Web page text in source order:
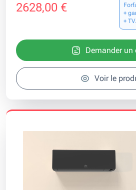
2628,00 €
+
+
Demander un
Voir le